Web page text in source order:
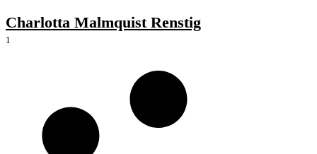
Charlotta Malmquist Renstig
1